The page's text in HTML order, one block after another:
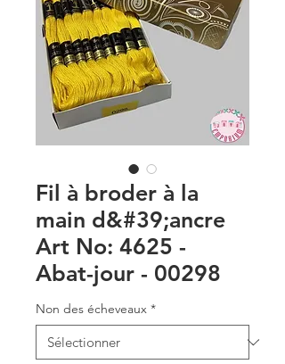
Fil à broder à la
main d&#39;ancre
Art No: 4625 -
Abat-jour - 00298
Non des écheveaux *